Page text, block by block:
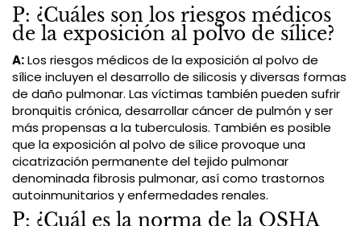
P: ¿Cuáles son los riesgos médicos
de la exposición al polvo de sílice?
A:Los riesgos médicos de la exposición al polvo de
sílice incluyen el desarrollo de silicosis y diversas formas
de daño pulmonar. Las víctimas también pueden sufrir
bronquitis crónica, desarrollar cáncer de pulmón y ser
más propensas a la tuberculosis. También es posible
que la exposición al polvo de sílice provoque una
cicatrización permanente del tejido pulmonar
denominada fibrosis pulmonar, así como trastornos
autoinmunitarios y enfermedades renales.
P: ¿Cuál es la norma de la OSHA